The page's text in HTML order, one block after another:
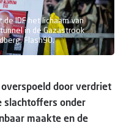
IDF het lichaam van
in de Gazastrook
Flash90.
door verdriet
slachtoffers onder
maakte en de